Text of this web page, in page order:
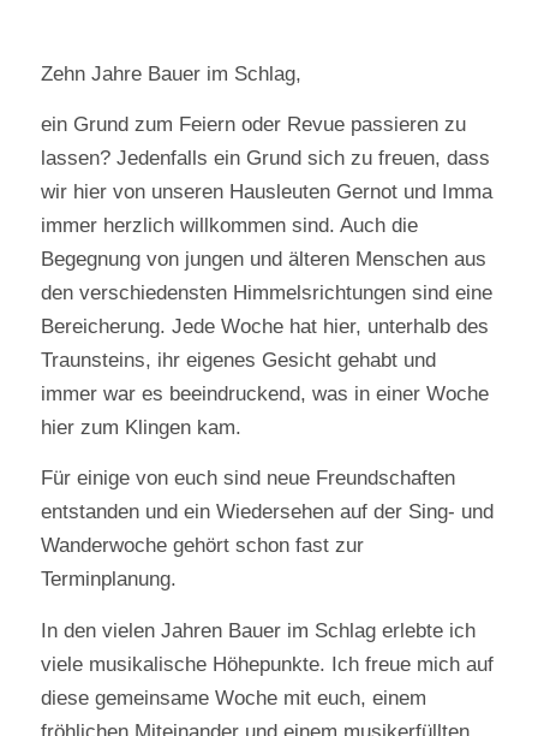
Zehn Jahre Bauer im Schlag,
ein Grund zum Feiern oder Revue passieren zu
lassen? Jedenfalls ein Grund sich zu freuen, dass
wir hier von unseren Hausleuten Gernot und Imma
immer herzlich willkommen sind. Auch die
Begegnung von jungen und älteren Menschen aus
den verschiedensten Himmelsrichtungen sind eine
Bereicherung. Jede Woche hat hier, unterhalb des
Traunsteins, ihr eigenes Gesicht gehabt und
immer war es beeindruckend, was in einer Woche
hier zum Klingen kam.
Für einige von euch sind neue Freundschaften
entstanden und ein Wiedersehen auf der Sing- und
Wanderwoche gehört schon fast zur
Terminplanung.
In den vielen Jahren Bauer im Schlag erlebte ich
viele musikalische Höhepunkte. Ich freue mich auf
diese gemeinsame Woche mit euch, einem